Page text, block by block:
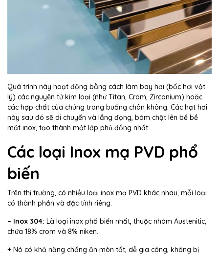
Quá trình này hoạt động bằng cách làm bay hơi (bốc hơi vật
lý) các nguyên tử kim loại (như Titan, Crom, Zirconium) hoặc
các hợp chất của chúng trong buồng chân không. Các hạt hơi
này sau đó sẽ di chuyển và lắng đọng, bám chặt lên bề bề
mặt inox, tạo thành một lớp phủ đồng nhất.
Các loại Inox mạ PVD phổ
biến
Trên thị trường, có nhiều loại inox mạ PVD khác nhau, mỗi loại
có thành phần và đặc tính riêng:
– Inox 304: Là loại inox phổ biến nhất, thuộc nhóm Austenitic,
chứa 18% crom và 8% niken.
+ Nó có khả năng chống ăn mòn tốt, dễ gia công, không bị